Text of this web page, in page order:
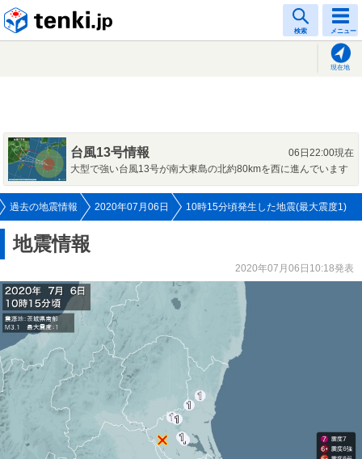
検索 メニュー
現在地
台風13号情報
06日22:00現在
大型で強い台風13号が南大東島の北約80kmを西に進んでいます
過去の地震情報 2020年07月06日 10時15分頃発生した地震(最大震度1)
地震情報
2020年07月06日10:18発表